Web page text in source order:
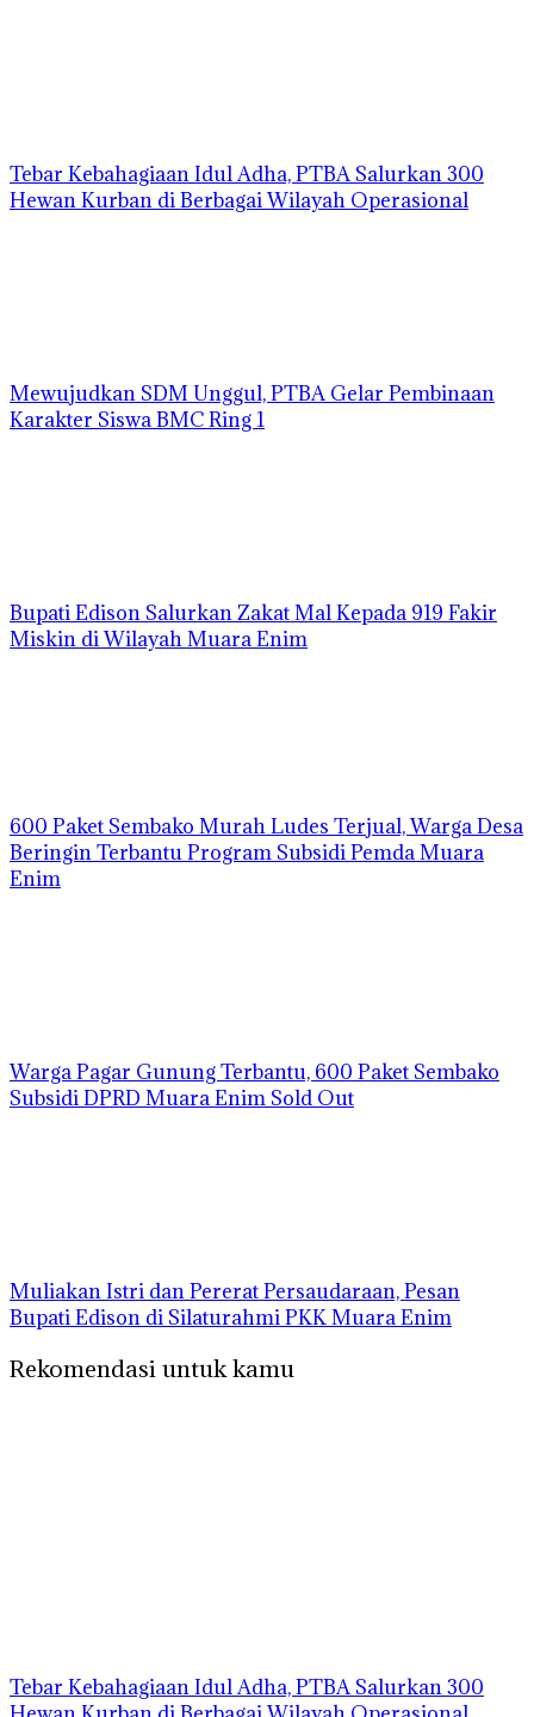
Tebar Kebahagiaan Idul Adha, PTBA Salurkan 300
Hewan Kurban di Berbagai Wilayah Operasional
Mewujudkan SDM Unggul, PTBA Gelar Pembinaan
Karakter Siswa BMC Ring 1
Bupati Edison Salurkan Zakat Mal Kepada 919 Fakir
Miskin di Wilayah Muara Enim
600 Paket Sembako Murah Ludes Terjual, Warga Desa
Beringin Terbantu Program Subsidi Pemda Muara
Enim
Warga Pagar Gunung Terbantu, 600 Paket Sembako
Subsidi DPRD Muara Enim Sold Out
Muliakan Istri dan Pererat Persaudaraan, Pesan
Bupati Edison di Silaturahmi PKK Muara Enim
Rekomendasi untuk kamu
Tebar Kebahagiaan Idul Adha, PTBA Salurkan 300